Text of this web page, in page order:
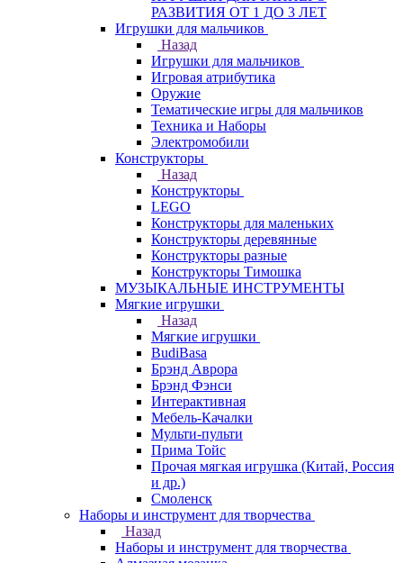
РАЗВИТИЯ ОТ 1 ДО 3 ЛЕТ
Игрушки для мальчиков
Назад
Игрушки для мальчиков
Игровая атрибутика
Оружие
Тематические игры для мальчиков
Техника и Наборы
Электромобили
Конструкторы
Назад
Конструкторы
LEGO
Конструкторы для маленьких
Конструкторы деревянные
Конструкторы разные
Конструкторы Тимошка
МУЗЫКАЛЬНЫЕ ИНСТРУМЕНТЫ
Мягкие игрушки
Назад
Мягкие игрушки
BudiBasa
Брэнд Аврора
Брэнд Фэнси
Интерактивная
Мебель-Качалки
Мульти-пульти
Прима Тойс
Прочая мягкая игрушка (Китай, Россия
и др.)
Смоленск
Наборы и инструмент для творчества
Назад
Наборы и инструмент для творчества